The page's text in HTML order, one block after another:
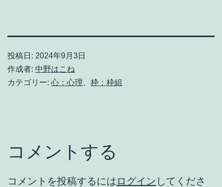
投稿日: 2024年9月3日
作成者: 中野はこね
カテゴリー: 心：心理 枠：枠組
コメントする
コメントを投稿するには ログイン してくださ